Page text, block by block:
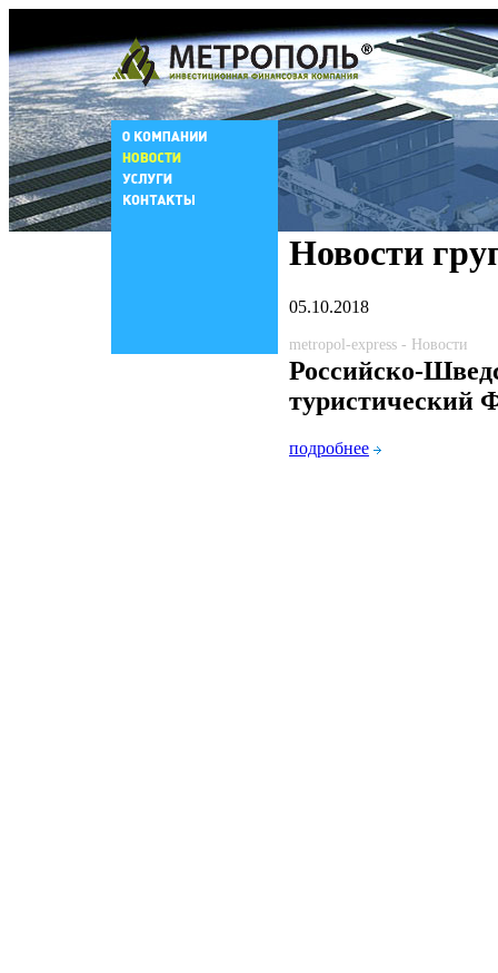
Новости
05.10.2018
metropol-express - Новости
Российско-
туристический
подробнее